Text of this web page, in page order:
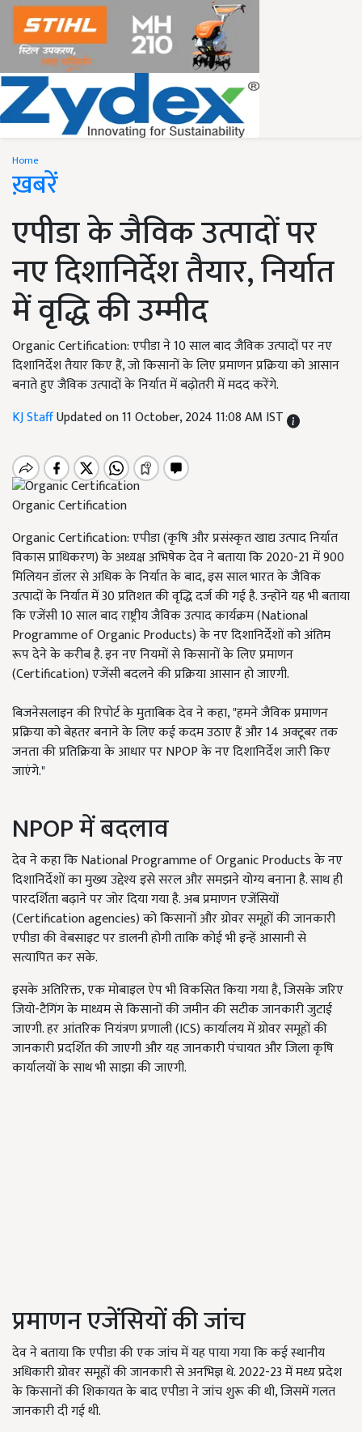
Home
ख़बरें
एपीडा के जैविक उत्पादों पर
नए दिशानिर्देश तैयार, निर्यात
में वृद्धि की उम्मीद
Organic Certification: एपीडा ने 10 साल बाद जैविक उत्पादों पर नए
दिशानिर्देश तैयार किए हैं, जो किसानों के लिए प्रमाणन प्रक्रिया को आसान
बनाते हुए जैविक उत्पादों के निर्यात में बढ़ोतरी में मदद करेंगे.
KJ StaffUpdated on 11 October, 2024 11:08 AM IST
Organic Certification
Organic Certification: एपीडा (कृषि और प्रसंस्कृत खाद्य उत्पाद निर्यात
विकास प्राधिकरण) के अध्यक्ष अभिषेक देव ने बताया कि 2020-21 में 900
मिलियन डॉलर से अधिक के निर्यात के बाद, इस साल भारत के जैविक
उत्पादों के निर्यात में 30 प्रतिशत की वृद्धि दर्ज की गई है. उन्होंने यह भी बताया
कि एजेंसी 10 साल बाद राष्ट्रीय जैविक उत्पाद कार्यक्रम (National
Programme of Organic Products) के नए दिशानिर्देशों को अंतिम
रूप देने के करीब है. इन नए नियमों से किसानों के लिए प्रमाणन
(Certification) एजेंसी बदलने की प्रक्रिया आसान हो जाएगी.
बिजनेसलाइन की रिपोर्ट के मुताबिक देव ने कहा, "हमने जैविक प्रमाणन
प्रक्रिया को बेहतर बनाने के लिए कई कदम उठाए हैं और 14 अक्टूबर तक
जनता की प्रतिक्रिया के आधार पर NPOP के नए दिशानिर्देश जारी किए
जाएंगे."
NPOP में बदलाव
देव ने कहा कि National Programme of Organic Products के नए
दिशानिर्देशों का मुख्य उद्देश्य इसे सरल और समझने योग्य बनाना है. साथ ही
पारदर्शिता बढ़ाने पर जोर दिया गया है. अब प्रमाणन एजेंसियों
(Certification agencies) को किसानों और ग्रोवर समूहों की जानकारी
एपीडा की वेबसाइट पर डालनी होगी ताकि कोई भी इन्हें आसानी से
सत्यापित कर सके.
इसके अतिरिक्त, एक मोबाइल ऐप भी विकसित किया गया है, जिसके जरिए
जियो-टैगिंग के माध्यम से किसानों की जमीन की सटीक जानकारी जुटाई
जाएगी. हर आंतरिक नियंत्रण प्रणाली (ICS) कार्यालय में ग्रोवर समूहों की
जानकारी प्रदर्शित की जाएगी और यह जानकारी पंचायत और जिला कृषि
कार्यालयों के साथ भी साझा की जाएगी.
प्रमाणन एजेंसियों की जांच
देव ने बताया कि एपीडा की एक जांच में यह पाया गया कि कई स्थानीय
अधिकारी ग्रोवर समूहों की जानकारी से अनभिज्ञ थे. 2022-23 में मध्य प्रदेश
के किसानों की शिकायत के बाद एपीडा ने जांच शुरू की थी, जिसमें गलत
जानकारी दी गई थी.